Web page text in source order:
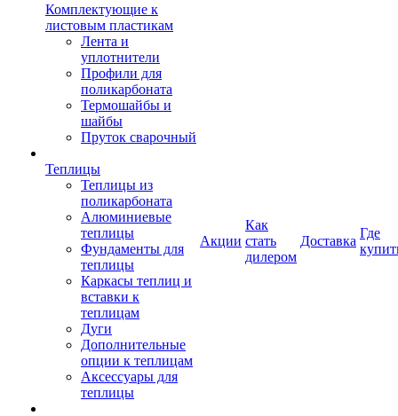
Комплектующие к
листовым пластикам
Лента и
уплотнители
Профили для
поликарбоната
Термошайбы и
шайбы
Пруток сварочный
Теплицы
Теплицы из
поликарбоната
Алюминиевые
теплицы
Фундаменты для
теплицы
Каркасы теплиц и
вставки к
теплицам
Дуги
Дополнительные
опции к теплицам
Аксессуары для
теплицы
Акции
Как
стать
дилером
Доставка
Где